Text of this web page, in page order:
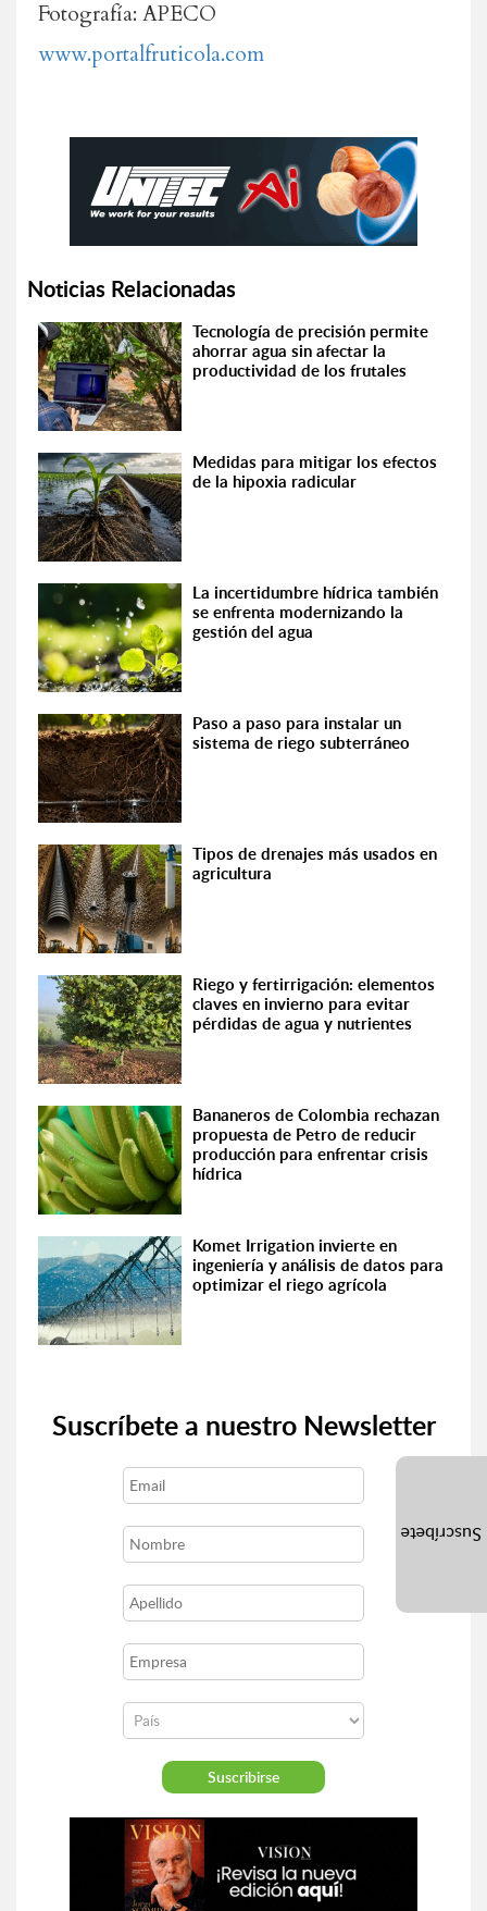
Fotografía: APECO
www.portalfruticola.com
Noticias Relacionadas
Tecnología de precisión permite
ahorrar agua sin afectar la
productividad de los frutales
Medidas para mitigar los efectos
de la hipoxia radicular
La incertidumbre hídrica también
se enfrenta modernizando la
gestión del agua
Paso a paso para instalar un
sistema de riego subterráneo
Tipos de drenajes más usados en
agricultura
Riego y fertirrigación: elementos
claves en invierno para evitar
pérdidas de agua y nutrientes
Bananeros de Colombia rechazan
propuesta de Petro de reducir
producción para enfrentar crisis
hídrica
Komet Irrigation invierte en
ingeniería y análisis de datos para
optimizar el riego agrícola
Suscríbete a nuestro Newsletter
Suscríbete